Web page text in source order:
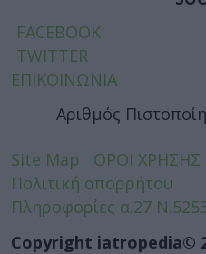
FACEBOOK
TWITTER
ΕΠΙΚΟΙΝΩΝΙΑ
Αριθμός
Site Map ΟΡΟΙ ΧΡΗΣΗΣ
Πολιτική απορρήτου
Πληροφορίες α.27
Copyright iatropedia©